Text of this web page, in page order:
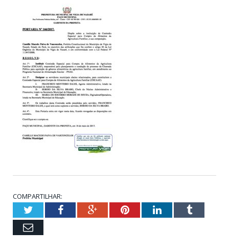
COMPARTILHAR:
TwitterFacebookGoogle+PinterestLinkedInTumblr
Email